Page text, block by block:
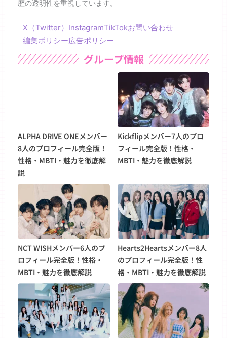
歴の透明性を重視しています。
X（Twitter） InstagramTikTokお問い合わせ
編集ポリシー広告ポリシー
グループ情報
ALPHA DRIVE ONEメンバー
8人のプロフィール完全版！
性格・MBTI・魅力を徹底解
説
Kickflipメンバー7人のプロ
フィール完全版！性格・
MBTI・魅力を徹底解説
NCT WISHメンバー6人のプ
ロフィール完全版！性格・
MBTI・魅力を徹底解説
Hearts2Heartsメンバー8人
のプロフィール完全版！性
格・MBTI・魅力を徹底解説